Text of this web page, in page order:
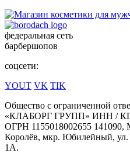
федеральная сеть
барбершопов
соцсети:
YOUT VK TIK
Общество с ограниченной
«КЛАБОРГ ГРУПП» ИНН / КПП
ОГРН 1155018002655 141090,
Королёв, мкр. Юбилейный, ул.
1А.